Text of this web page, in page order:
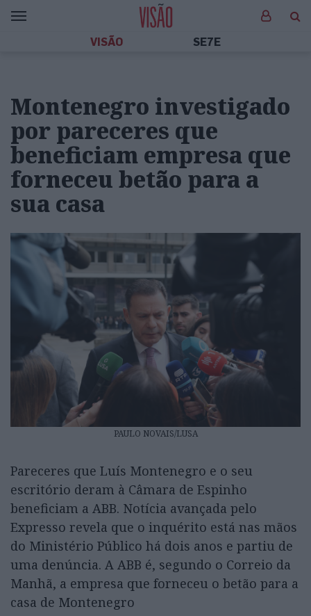
VISÃO SE7E
Montenegro investigado
por pareceres que
beneficiam empresa que
forneceu betão para a
sua casa
PAULO NOVAIS/LUSA
Pareceres que Luís Montenegro e o seu
escritório deram à Câmara de Espinho
beneficiam a ABB. Notícia avançada pelo
Expresso revela que o inquérito está nas mãos
do Ministério Público há dois anos e partiu de
uma denúncia. A ABB é, segundo o Correio da
Manhã, a empresa que forneceu o betão para a
casa de Montenegro